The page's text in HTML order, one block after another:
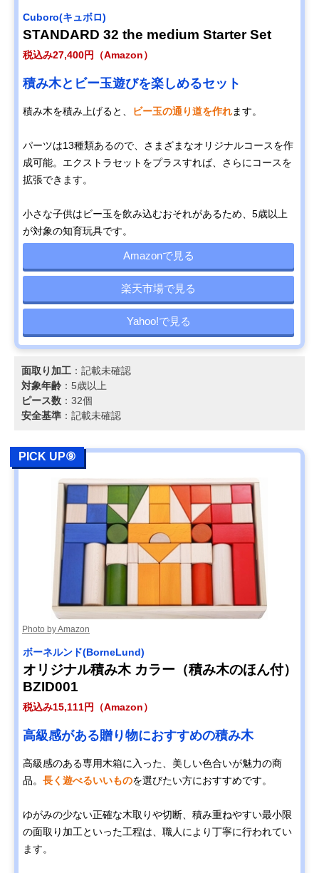
Cuboro(キュボロ)
STANDARD 32 the medium Starter Set
税込み27,400円（Amazon）
積み木とビー玉遊びを楽しめるセット
積み木を積み上げると、 ビー玉の通り道を作れます。
パーツは13種類あるので、さまざまなオリジナルコースを作
成可能。エクストラセットをプラスすれば、さらにコースを
拡張できます。
小さな子供はビー玉を飲み込むおそれがあるため、5歳以上
が対象の知育玩具です。
Amazonで見る
楽天市場で見る
Yahoo!で見る
面取り加工 ：記載未確認
対象年齢 ：5歳以上
ピース数 ：32個
安全基準 ：記載未確認
PICK UP⑨
Photo by Amazon
ボーネルンド(BorneLund)
オリジナル積み木 カラー（積み木のほん付）
BZID001
税込み15,111円（Amazon）
高級感がある贈り物におすすめの積み木
高級感のある専用木箱に入った、美しい色合いが魅力の商
品。 長く遊べるいいものを選びたい方におすすめです。
ゆがみの少ない正確な木取りや切断、積み重ねやすい最小限
の面取り加工といった工程は、職人により丁寧に行われてい
ます。